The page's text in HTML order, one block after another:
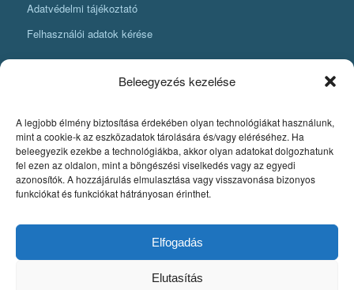
Beleegyezés kezelése
A legjobb élmény biztosítása érdekében olyan technológiákat használunk,
mint a cookie-k az eszközadatok tárolására és/vagy eléréséhez. Ha
beleegyezik ezekbe a technológiákba, akkor olyan adatokat dolgozhatunk
fel ezen az oldalon, mint a böngészési viselkedés vagy az egyedi
azonosítók. A hozzájárulás elmulasztása vagy visszavonása bizonyos
funkciókat és funkciókat hátrányosan érinthet.
Elfogadás
Elutasítás
Adatvédelmi tájékoztató
Felhasználói adatok kérése
KÖNYVKÉSZÍTÉSI INFORMÁCIÓK
Amit mindenképpen tudnia kell, ha könyvet szeretne készíteni
Fontos szabályok a könyv nyomdai pdfjének elkészítéséhez